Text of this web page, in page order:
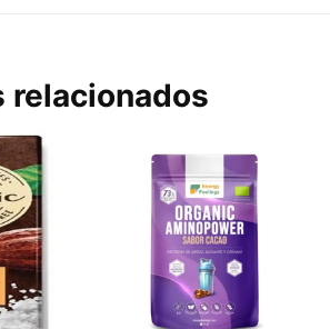
relacionados